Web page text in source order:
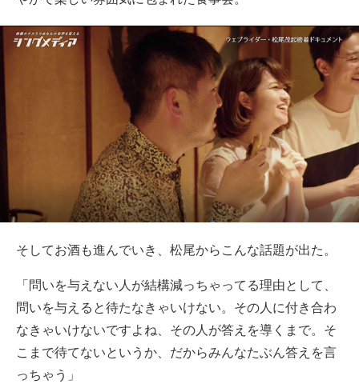
そしてお酒も進んでいき、松尾からこんな話題が出た。
「問いを与えない人が結構減っちゃってる理由として、
問いを与えると待たなきゃいけない。その人に付き合わ
なきゃいけないですよね、その人が答えを導くまで。そ
こまで待てないというか、だからみんなたぶん答えを言
っちゃう」